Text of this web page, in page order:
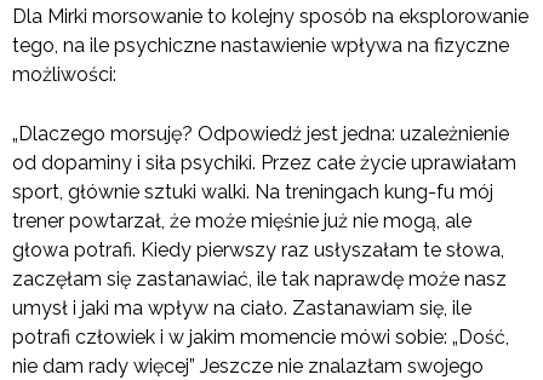
Dla Mirki morsowanie to kolejny sposób na eksplorowanie
tego, na ile psychiczne nastawienie wpływa na fizyczne
możliwości:
„Dlaczego morsuję? Odpowiedź jest jedna: uzależnienie
od dopaminy i siła psychiki. Przez całe życie uprawiałam
sport, głównie sztuki walki. Na treningach kung-fu mój
trener powtarzał, że może mięśnie już nie mogą, ale
głowa potrafi. Kiedy pierwszy raz usłyszałam te słowa,
zaczęłam się zastanawiać, ile tak naprawdę może nasz
umysł i jaki ma wpływ na ciało. Zastanawiam się, ile
potrafi człowiek i w jakim momencie mówi sobie: „Dość,
nie dam rady więcej” Jeszcze nie znalazłam swojego